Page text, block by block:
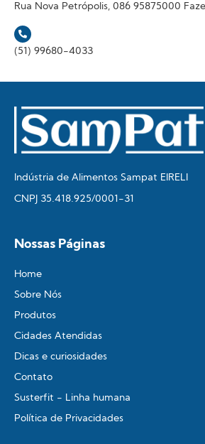
Rua Nova Petrópolis, 086 95875000
(51) 99680-4033
Indústria de Alimentos Sampat EIRELI
CNPJ 35.418.925/0001-31
Nossas Páginas
Home
Sobre Nós
Produtos
Cidades Atendidas
Dicas e curiosidades
Contato
Susterfit - Linha humana
Política de Privacidades